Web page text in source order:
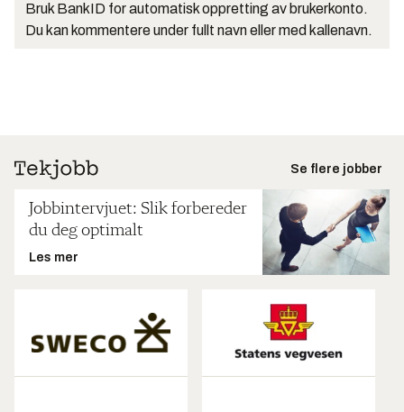
Bruk BankID for automatisk oppretting av brukerkonto.
Du kan kommentere under fullt navn eller med kallenavn.
Se flere jobber
Jobbintervjuet: Slik forbereder
du deg optimalt
Les mer